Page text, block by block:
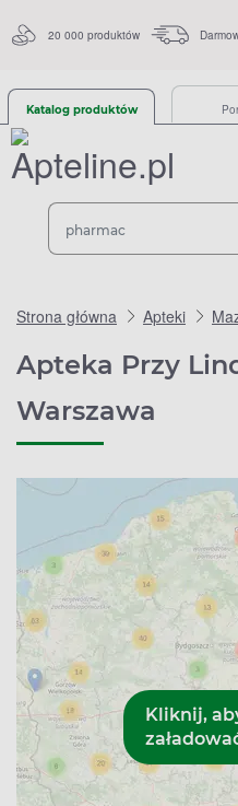
20 000 produktów
Katalog produktów
Strona główna Apteki
Apteka Przy
Warszawa